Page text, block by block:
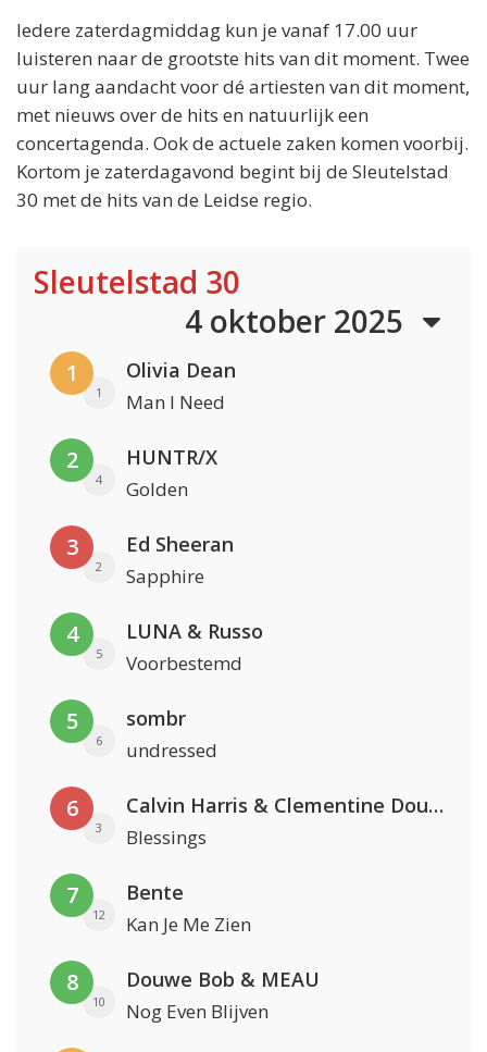
Iedere zaterdagmiddag kun je vanaf 17.00 uur
luisteren naar de grootste hits van dit moment. Twee
uur lang aandacht voor dé artiesten van dit moment,
met nieuws over de hits en natuurlijk een
concertagenda. Ook de actuele zaken komen voorbij.
Kortom je zaterdagavond begint bij de Sleutelstad
30 met de hits van de Leidse regio.
Sleutelstad 30
4 oktober 2025
1
1
Olivia Dean
Man I Need
2
4
HUNTR/X
Golden
3
2
Ed Sheeran
Sapphire
4
5
LUNA & Russo
Voorbestemd
5
6
sombr
undressed
6
3
Calvin Harris & Clementine Douglas
Blessings
7
12
Bente
Kan Je Me Zien
8
10
Douwe Bob & MEAU
Nog Even Blijven